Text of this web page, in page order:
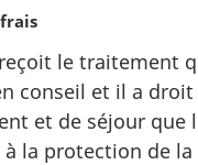
le traitement
conseil et il a
et de séjour que
à la protection de la